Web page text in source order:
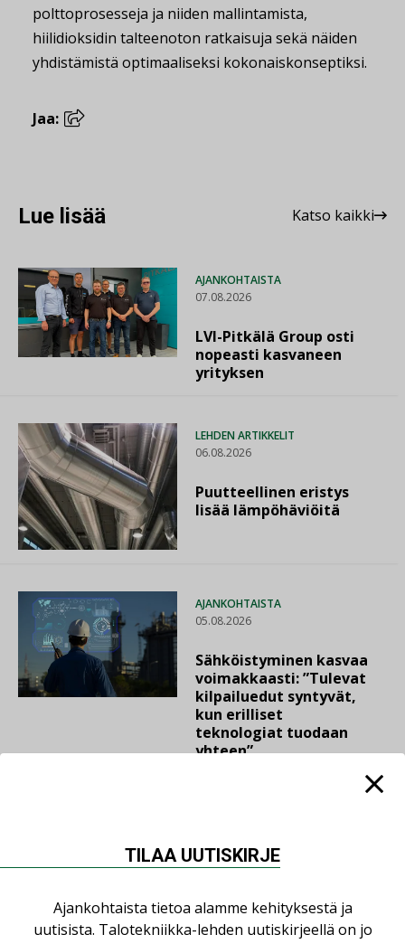
polttoprosesseja ja niiden mallintamista,
hiilidioksidin talteenoton ratkaisuja sekä näiden
yhdistämistä optimaaliseksi kokonaiskonseptiksi.
Jaa:
Lue lisää Katso kaikki
AJANKOHTAISTA
07.08.2026
LVI-Pitkälä Group osti
nopeasti kasvaneen
yrityksen
LEHDEN ARTIKKELIT
06.08.2026
Puutteellinen eristys
lisää lämpöhäviöitä
AJANKOHTAISTA
05.08.2026
Sähköistyminen kasvaa
voimakkaasti: ”Tulevat
kilpailuedut syntyvät,
kun erilliset
teknologiat tuodaan
yhteen”
Viikko Kuukausi
TILAA UUTISKIRJE
Ajankohtaista tietoa alamme kehityksestä ja
uutisista. Talotekniikka-lehden uutiskirjeellä on jo